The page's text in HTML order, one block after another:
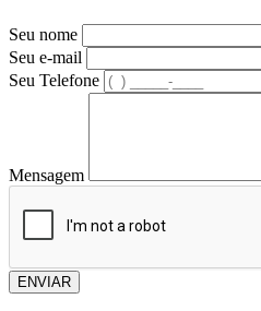
Seu nome
Seu e-mail
Seu Telefone
Mensagem
ENVIAR